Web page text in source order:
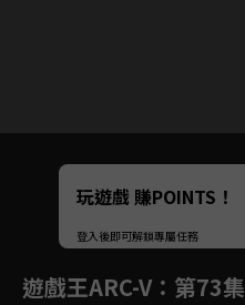
Unmute
如有不便請見諒
玩遊戲 賺POINTS！
登入後即可解鎖專屬任務
遊戲王ARC-V：第73集